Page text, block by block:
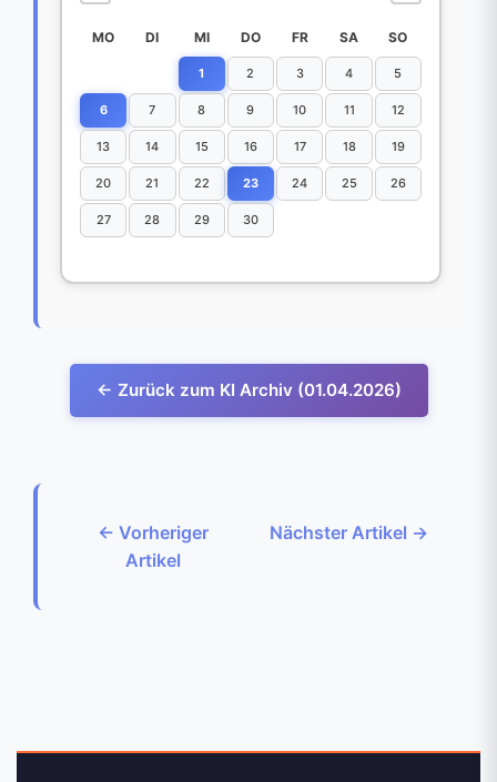
MO DI MI DO FR SA SO
1 2 3 4 5
6 7 8 9 10 11 12
13 14 15 16 17 18 19
20 21 22 23 24 25 26
27 28 29 30
← Zurück zum KI Archiv (01.04.2026)
← Vorheriger
Artikel
Nächster Artikel →